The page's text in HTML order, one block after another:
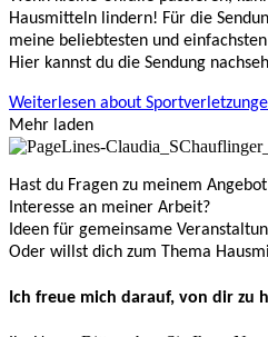
Hausmitteln lindern! Für die
meine beliebtesten und
Hier kannst du die Sendung
Weiterlesen about
Mehr laden
Hast du Fragen zu meinem
Interesse an meiner Arbeit?
Ideen für gemeinsame
Oder willst dich zum Thema
Ich freue mich darauf, von dir zu